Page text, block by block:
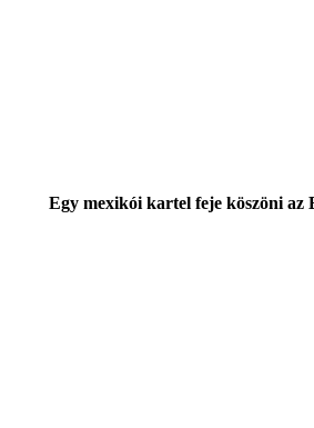
Egy mexikói kartel feje köszöni